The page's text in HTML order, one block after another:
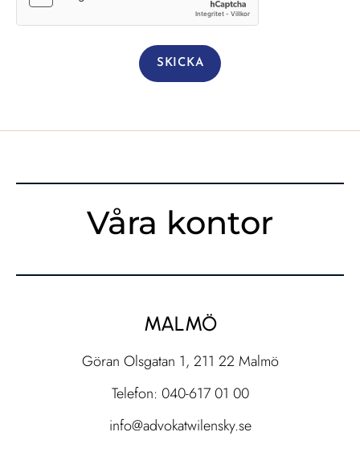
Våra kontor
MALMÖ
Göran Olsgatan 1, 211 22 Malmö
Telefon: 040-617 01 00
info@advokatwilensky.se